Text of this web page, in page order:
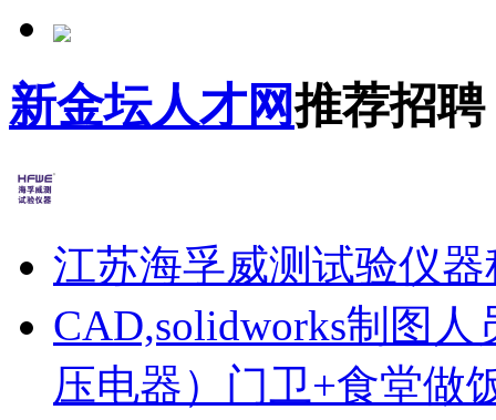
新金坛人才网推荐招聘
江苏海孚威测试验仪
CAD,solidworks制图人
压电器） 门卫+食堂做